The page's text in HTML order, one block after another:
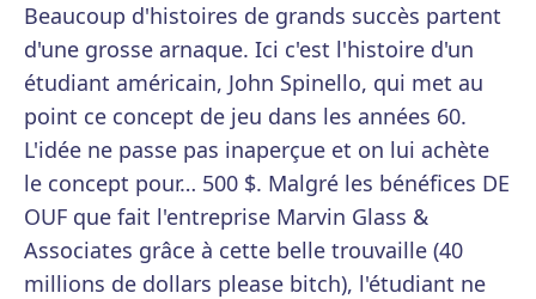
Beaucoup d'histoires de grands succès partent
d'une grosse arnaque. Ici c'est l'histoire d'un
étudiant américain, John Spinello, qui met au
point ce concept de jeu dans les années 60.
L'idée ne passe pas inaperçue et on lui achète
le concept pour… 500 $. Malgré les bénéfices DE
OUF que fait l'entreprise Marvin Glass &
Associates grâce à cette belle trouvaille (40
millions de dollars please bitch), l'étudiant ne